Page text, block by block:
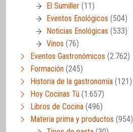
El Sumiller (11)
Eventos Enológicos (504)
Noticias Enológicas (533)
Vinos (76)
Eventos Gastronómicos (2.762)
Formación (245)
Historia de la gastronomía (121)
Hoy Cocinas Tú (1.657)
Libros de Cocina (496)
Materia prima y productos (954)